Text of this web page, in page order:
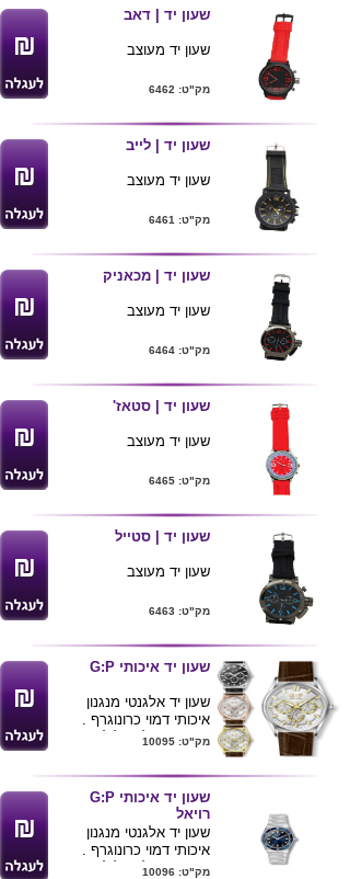
לבחירה:
כחול,שחור,ירוק,כתום,צהוב
ואפור. מגיע במארז שקוף.
שעון יד | דאב
שעון יד מעוצב
מק"ט: 6462
שעון יד | לייב
שעון יד מעוצב
מק"ט: 6461
שעון יד | מכאניק
שעון יד מעוצב
מק"ט: 6464
שעון יד | סטאז'
שעון יד מעוצב
מק"ט: 6465
שעון יד | סטייל
שעון יד מעוצב
מק"ט: 6463
שעון יד איכותי G:P
שעון יד אלגנטי מנגנון
איכותי דמוי כרונוגרף .
נגד מים ( לא צלילה )
רצועה דמוי עור PU .
ניתן לעשות הקדשה / לוגו
ע"ג רצועת השעון .
מבחר רב של שעונים ,
שאלו את הצוות .
מק"ט: 10095
שעון יד איכותי G:P
רויאל
שעון יד אלגנטי מנגנון
איכותי דמוי כרונוגרף .
נגד מים ( לא צלילה )
מק"ט: 10096